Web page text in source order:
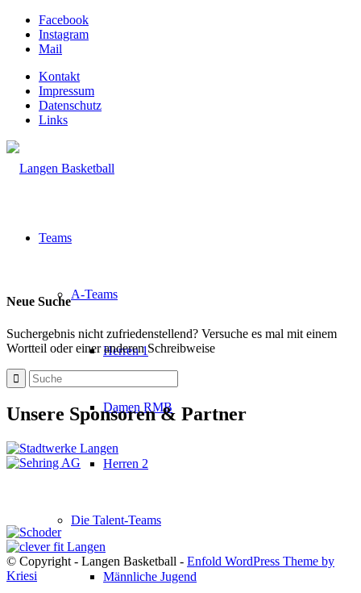
Facebook
Instagram
Mail
Kontakt
Impressum
Datenschutz
Links
Teams
A-Teams
Herren 1
Damen RMB
Herren 2
Die Talent-Teams
Männliche Jugend
Neue Suche
Suchergebnis nicht zufriedenstellend? Versuche es mal mit einem
Wortteil oder einer anderen Schreibweise
Unsere Sponsoren & Partner
© Copyright - Langen Basketball - Enfold WordPress Theme by
Kriesi